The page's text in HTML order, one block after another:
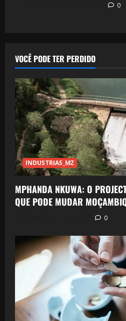
0
VOCÊ PODE TER PERDIDO
INDUSTRIAS_MZ
MPHANDA NKUWA: O
QUE PODE MUDAR
0